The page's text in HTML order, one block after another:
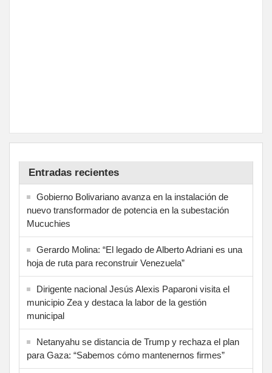
Entradas recientes
Gobierno Bolivariano avanza en la instalación de
nuevo transformador de potencia en la subestación
Mucuchies
Gerardo Molina: “El legado de Alberto Adriani es una
hoja de ruta para reconstruir Venezuela”
Dirigente nacional Jesús Alexis Paparoni visita el
municipio Zea y destaca la labor de la gestión
municipal
Netanyahu se distancia de Trump y rechaza el plan
para Gaza: “Sabemos cómo mantenernos firmes”